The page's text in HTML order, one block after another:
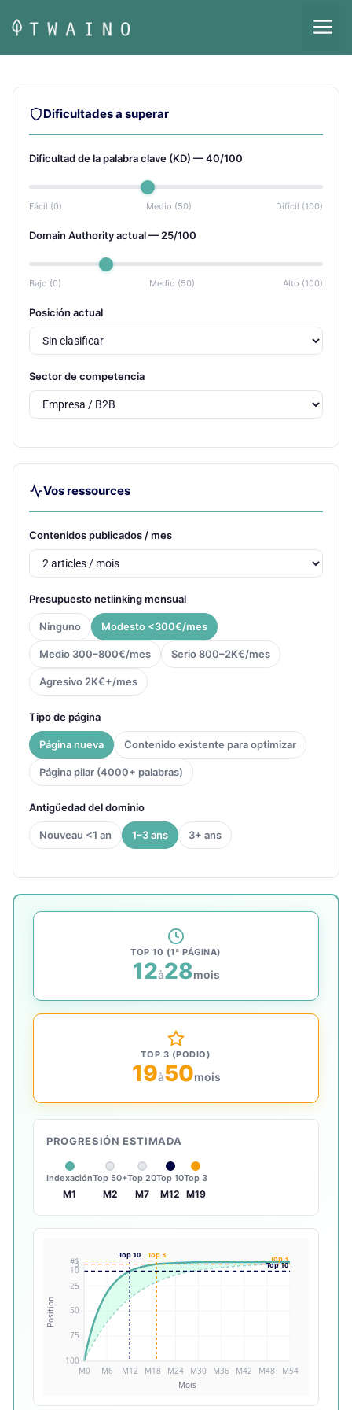
contenido
Dificultades a superar
Dificultad de la palabra clave (KD) —40/100
Fácil (0) Medio (50) Difícil (100)
Domain Authority actual — 25/100
Bajo (0) Medio (50) Alto (100)
Posición actual
Sector de competencia
Vos ressources
Contenidos publicados / mes
Presupuesto netlinking mensual
Ninguno Modesto <300€/mes
Medio 300–800€/mes Serio 800–2K€/mes
Agresivo 2K€+/mes
Tipo de página
Página nueva Contenido existente para optimizar
Página pilar (4000+ palabras)
Antigüedad del dominio
Nouveau <1 an 1–3 ans 3+ ans
TOP 10 (1ª PÁGINA)
12à28mois
TOP 3 (PODIO)
19à50mois
PROGRESIÓN ESTIMADA
Indexación
M1
Top 50+
M2
Top 20
M7
Top 10
M12
Top 3
M19